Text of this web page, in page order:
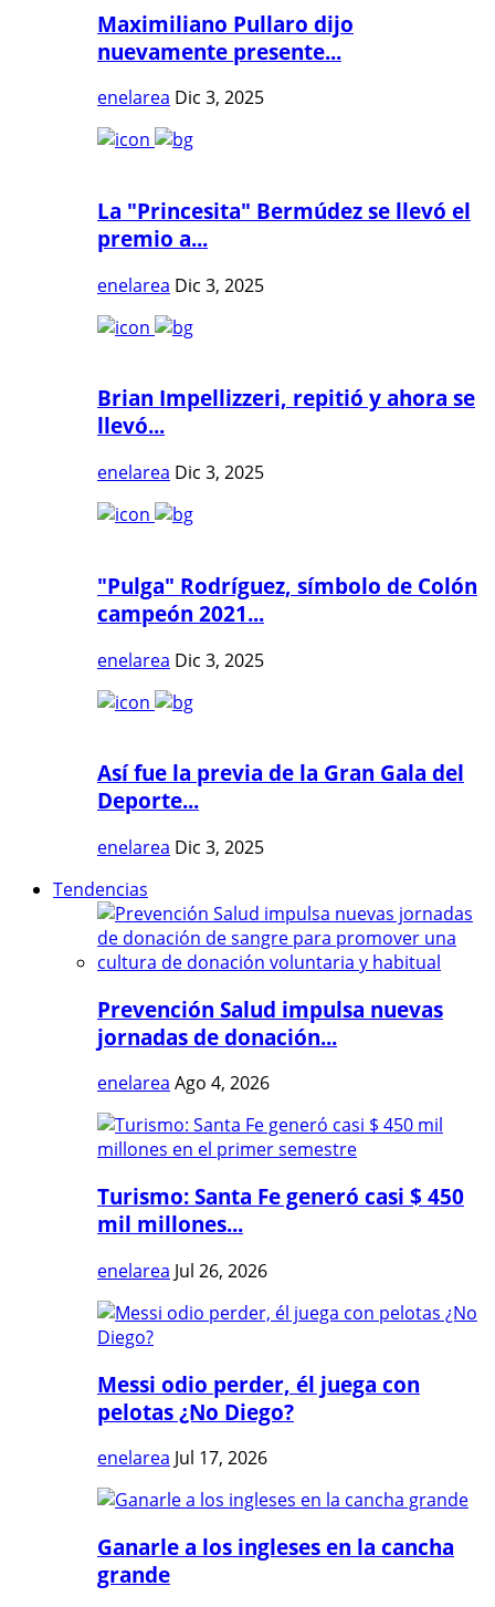
Maximiliano Pullaro dijo
nuevamente presente...
enelarea Dic 3, 2025
La "Princesita" Bermúdez se llevó el
premio a...
enelarea Dic 3, 2025
Brian Impellizzeri, repitió y ahora se
llevó...
enelarea Dic 3, 2025
"Pulga" Rodríguez, símbolo de Colón
campeón 2021...
enelarea Dic 3, 2025
Así fue la previa de la Gran Gala del
Deporte...
enelarea Dic 3, 2025
Tendencias
Prevención Salud impulsa nuevas
jornadas de donación...
enelarea Ago 4, 2026
Turismo: Santa Fe generó casi $ 450
mil millones...
enelarea Jul 26, 2026
Messi odio perder, él juega con
pelotas ¿No Diego?
enelarea Jul 17, 2026
Ganarle a los ingleses en la cancha
grande